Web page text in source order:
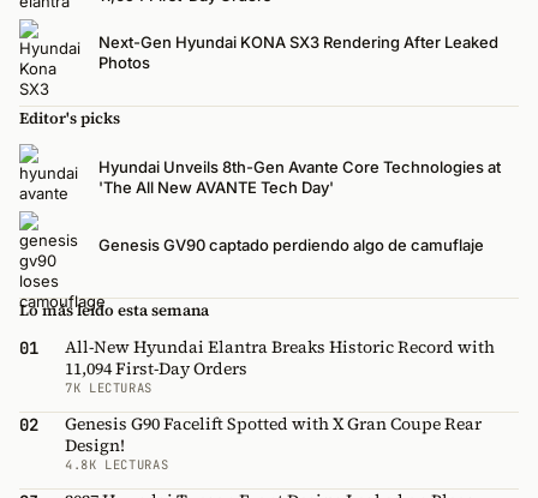
Next-Gen Hyundai KONA SX3 Rendering After Leaked
Photos
Editor's picks
Hyundai Unveils 8th-Gen Avante Core Technologies at
'The All New AVANTE Tech Day'
Genesis GV90 captado perdiendo algo de camuflaje
Lo más leído esta semana
01
All-New Hyundai Elantra Breaks Historic Record with
11,094 First-Day Orders
7K LECTURAS
02
Genesis G90 Facelift Spotted with X Gran Coupe Rear
Design!
4.8K LECTURAS